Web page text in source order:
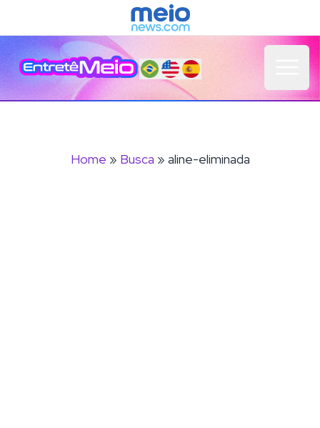
Home » Busca » aline-eliminada